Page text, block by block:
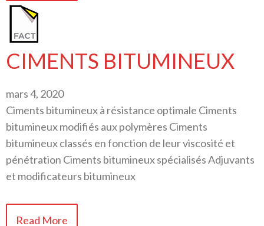
CIMENTS BITUMINEUX
mars 4, 2020
Ciments bitumineux à résistance optimale Ciments
bitumineux modifiés aux polymères Ciments
bitumineux classés en fonction de leur viscosité et
pénétration Ciments bitumineux spécialisés Adjuvants
et modificateurs bitumineux
Read More